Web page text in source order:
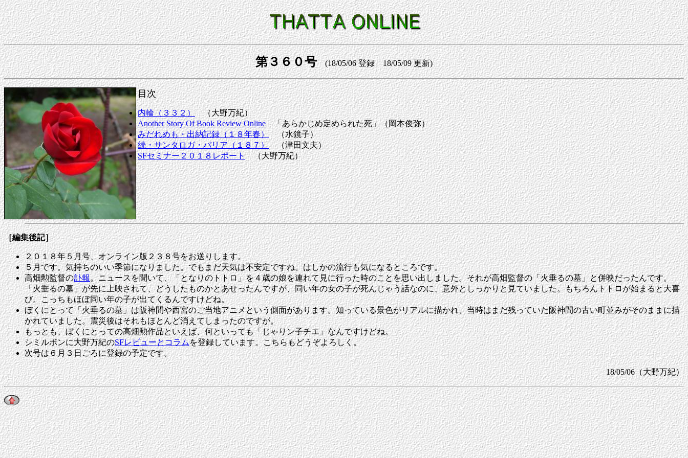
第３６０号(18/05/06 登録 18/05/09 更新)
目次
内輪（３３２）（大野万紀）
Another Story Of Book Review Online「あらかじめ定められた死」（岡本俊弥）
みだれめも・出納記録（１８年春）（水鏡子）
続・サンタロガ・バリア（１８７）（津田文夫）
SFセミナー２０１８レポート（大野万紀）
［編集後記］
２０１８年５月号、オンライン版２３８号をお送りします。
５月です。気持ちのいい季節になりました。でもまだ天気は不安定ですね。はしかの流行も気になるところです。
高畑勲監督の訃報。ニュースを聞いて、「となりのトトロ」を４歳の娘を連れて見に行った時のことを思い出しました。それが高畑監督の「火垂るの墓」と併映だったんです。
「火垂るの墓」が先に上映されて、どうしたものかとあせったんですが、同い年の女の子が死んじゃう話なのに、意外としっかりと見ていました。もちろんトトロが始まると大喜
び。こっちもほぼ同い年の子が出てくるんですけどね。
ぼくにとって「火垂るの墓」は阪神間や西宮のご当地アニメという側面があります。知っている景色がリアルに描かれ、当時はまだ残っていた阪神間の古い町並みがそのままに描
かれていました。震災後はそれもほとんど消えてしまったのですが。
もっとも、ぼくにとっての高畑勲作品といえば、何といっても「じゃりン子チエ」なんですけどね。
シミルボンに大野万紀のSFレビューとコラムを登録しています。こちらもどうぞよろしく。
次号は６月３日ごろに登録の予定です。
18/05/06（大野万紀）